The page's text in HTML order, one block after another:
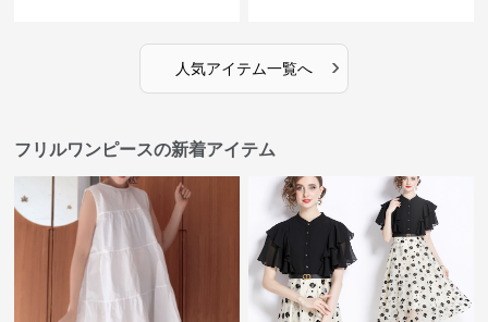
人気アイテム一覧へ ›
フリルワンピースの新着アイテム